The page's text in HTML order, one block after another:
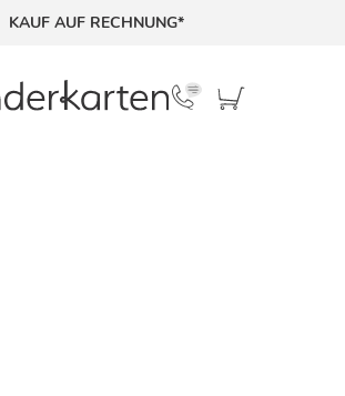
KAUF AUF RECHNUNG*